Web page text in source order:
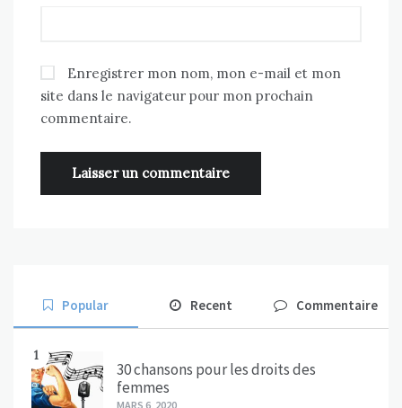
Enregistrer mon nom, mon e-mail et mon
site dans le navigateur pour mon prochain
commentaire.
Popular Recent Commentaire
1
30 chansons pour les droits des
femmes
MARS 6, 2020